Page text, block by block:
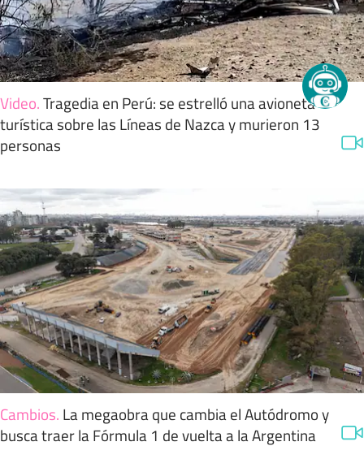
Video.Tragedia en Perú: se estrelló una avioneta
turística sobre las Líneas de Nazca y murieron 13
personas
Cambios. La megaobra que cambia el Autódromo y
busca traer la Fórmula 1 de vuelta a la Argentina